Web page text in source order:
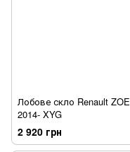
Лобове скло Renault ZOE
2014- XYG
2 920 грн